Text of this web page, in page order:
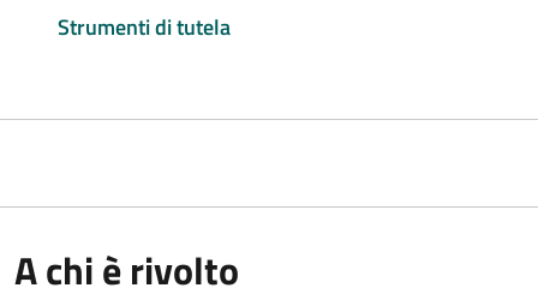
Strumenti di tutela
A chi è rivolto